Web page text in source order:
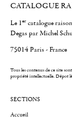
CATALOGUE
Le 1er catalogue
Degas par Michel
75014 Paris - France
Tous les contenus de ce site
propriété intellectuelle.Dépot
SECTIONS
Accueil